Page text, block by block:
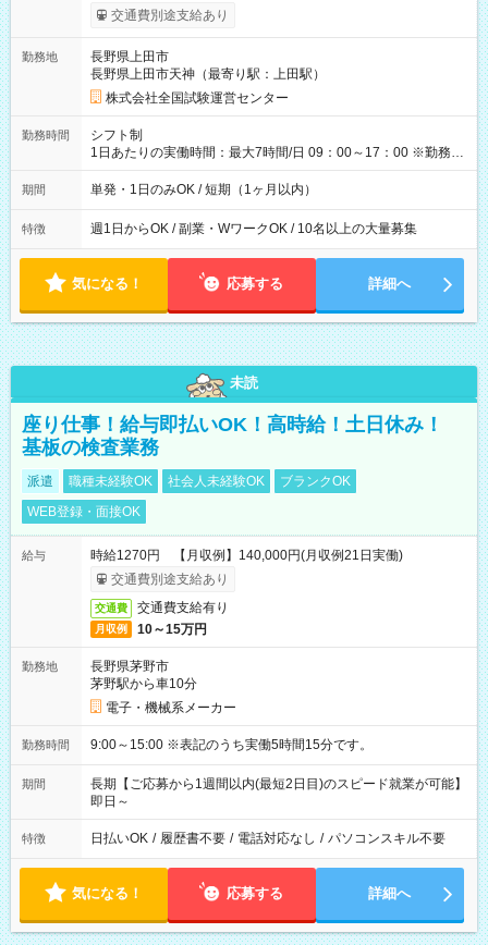
※勤務回数により昇給あり 【即給（前払い）オプションあ
り！】 希望される場合、勤務から1週間ほどで給与の一部を受け
例】 ・河合塾模擬試験 8:30～17:30（休憩1時間） 時給1,300円
×8時間＝日収10,400円＋交通費 ※当日の役割により時給＋100
円の場合あり ・国家試験 7:00～13:30（休憩なし） 時給1,300
円（役割手当＋100円）×6時間＝日収8,400円＋交通費 【試用期
間】試用期間なし
交通費別途支給あり
勤務地
長野県上田市
長野県上田市天神（最寄り駅：上田駅）
株式会社全国試験運営センター
勤務時間
シフト制
1日あたりの実働時間：最大7時間/日 09：00～17：00 ※勤務時
間は 試験により異なります。
期間 単発・1日のみOK / 短期（1ヶ月以内）
特徴 週1日からOK / 副業・WワークOK / 10名以上の大量募集
気になる！ 応募する 詳細へ
未読
座り仕事！給与即払いOK！高時給！土日休み！
基板の検査業務
派遣 職種未経験OK 社会人未経験OK
ブランクOK
WEB登録・面接OK
給与
時給1270円 【月収例】140,000円(月収例21日実働)
交通費別途支給あり
交通費 交通費支給有り
月収例 10～15万円
勤務地
長野県茅野市
茅野駅から車10分
電子・機械系メーカー
勤務時間 9:00～15:00 ※表記のうち実働5時間15分です。
期間
長期【ご応募から1週間以内(最短2日目)のスピード就業が可能】
即日～
特徴 日払いOK / 履歴書不要 / 電話対応なし / パソコンスキル不要
気になる！ 応募する 詳細へ